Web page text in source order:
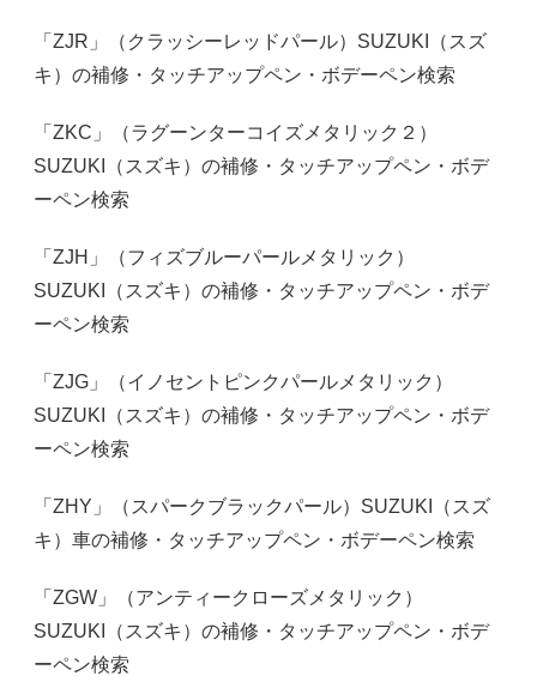
「ZJR」（クラッシーレッドパール）SUZUKI（スズ
キ）の補修・タッチアップペン・ボデーペン検索
「ZKC」（ラグーンターコイズメタリック２）
SUZUKI（スズキ）の補修・タッチアップペン・ボデ
ーペン検索
「ZJH」（フィズブルーパールメタリック）
SUZUKI（スズキ）の補修・タッチアップペン・ボデ
ーペン検索
「ZJG」（イノセントピンクパールメタリック）
SUZUKI（スズキ）の補修・タッチアップペン・ボデ
ーペン検索
「ZHY」（スパークブラックパール）SUZUKI（スズ
キ）車の補修・タッチアップペン・ボデーペン検索
「ZGW」（アンティークローズメタリック）
SUZUKI（スズキ）の補修・タッチアップペン・ボデ
ーペン検索